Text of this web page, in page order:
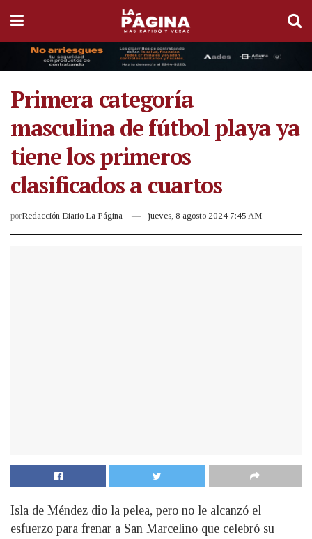
Primera categoría
masculina de fútbol playa ya
tiene los primeros
clasificados a cuartos
porRedacción Diario La Página jueves, 8 agosto 2024 7:45 AM
Isla de Méndez dio la pelea, pero no le alcanzó el
esfuerzo para frenar a San Marcelino que celebró su